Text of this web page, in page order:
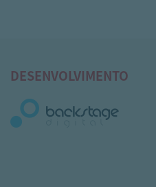
DESENVOLVIMENTO